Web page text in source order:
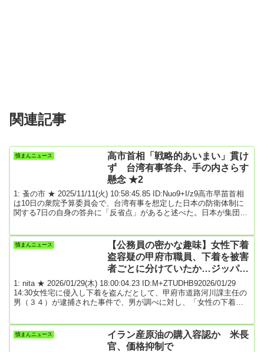
関連記事
憤まんニュース
高市首相「戦略的あいまい」貫け
ず 台湾有事答弁、手の内さらす
懸念 ★2
1: 蚤の市 ★ 2025/11/11(火) 10:58:45.85 ID:Nuo9+I/z9高市早苗首相
は10日の衆院予算委員会で、台湾有事を想定した日本の防衛体制に
関する7日の自身の答弁に「反省点」があると述べた。日本が集団的
下させかねない。10日の衆院予算委で論点となったのは7日の首相と
立憲民主党の岡田克也氏とのやりとりだ。岡田氏は台湾とフィリピ
憤まんニュース
【公務員の密かな趣味】女性下着
盗容疑の甲府市職員、下着を被害
者ごとに分けていたか…ジッパー
で閉じるタイプの袋に丁寧に保管
1: nita ★ 2026/01/29(木) 18:00:04.23 ID:M+ZTUDHB92026/01/29
14:30女性宅に侵入し下着を盗んだとして、甲府市道路河川課主任の
男（３４）が逮捕された事件で、男が調べに対し、「女性の下着に
ていたといい、山梨県警は男が同様の犯行を繰り返していたとみて
調べている。男は２０２３年１１月に甲府市内の２０歳代女性のア
憤まんニュース
イラン産原油の購入容認か 米長
官、価格抑制で